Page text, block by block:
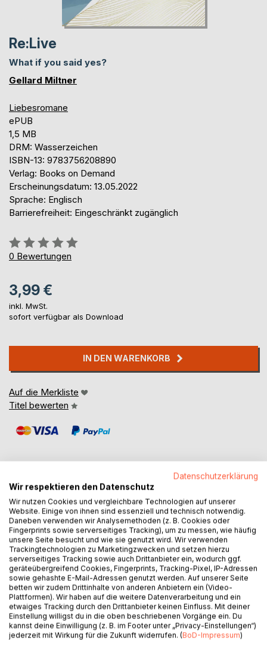
Re:Live
What if you said yes?
Gellard Miltner
Liebesromane
ePUB
1,5 MB
DRM: Wasserzeichen
ISBN-13: 9783756208890
Verlag: Books on Demand
Erscheinungsdatum: 13.05.2022
Sprache: Englisch
Barrierefreiheit: Eingeschränkt zugänglich
Bewertung::
0%
0 Bewertungen
3,99 €
inkl. MwSt.
sofort verfügbar als Download
IN DEN WARENKORB
Auf die Merkliste
Titel bewerten
BESCHREIBUNG
This title handles many questions that, often times, are very
difficult to answer.
These questions often involve feelings so dark in nature
that we try to push them away from ourselves as far as we
can, only to find ourselves entwined in the chaos that we
ourselves have sown.
Embracing that chaos can yield any results, positive as well
Datenschutzerklärung
Wir respektieren den Datenschutz
Wir nutzen Cookies und vergleichbare Technologien auf unserer
Website. Einige von ihnen sind essenziell und technisch notwendig.
Daneben verwenden wir Analysemethoden (z. B. Cookies oder
Fingerprints sowie serverseitiges Tracking), um zu messen, wie häufig
unsere Seite besucht und wie sie genutzt wird. Wir verwenden
Trackingtechnologien zu Marketingzwecken und setzen hierzu
serverseitiges Tracking sowie auch Drittanbieter ein, wodurch ggf.
geräteübergreifend Cookies, Fingerprints, Tracking-Pixel, IP-Adressen
sowie gehashte E-Mail-Adressen genutzt werden. Auf unserer Seite
betten wir zudem Drittinhalte von anderen Anbietern ein (Video-
Plattformen). Wir haben auf die weitere Datenverarbeitung und ein
etwaiges Tracking durch den Drittanbieter keinen Einfluss. Mit deiner
Einstellung willigst du in die oben beschriebenen Vorgänge ein. Du
kannst deine Einwilligung (z. B. im Footer unter „Privacy-Einstellungen“)
jederzeit mit Wirkung für die Zukunft widerrufen. (BoD-Impressum)